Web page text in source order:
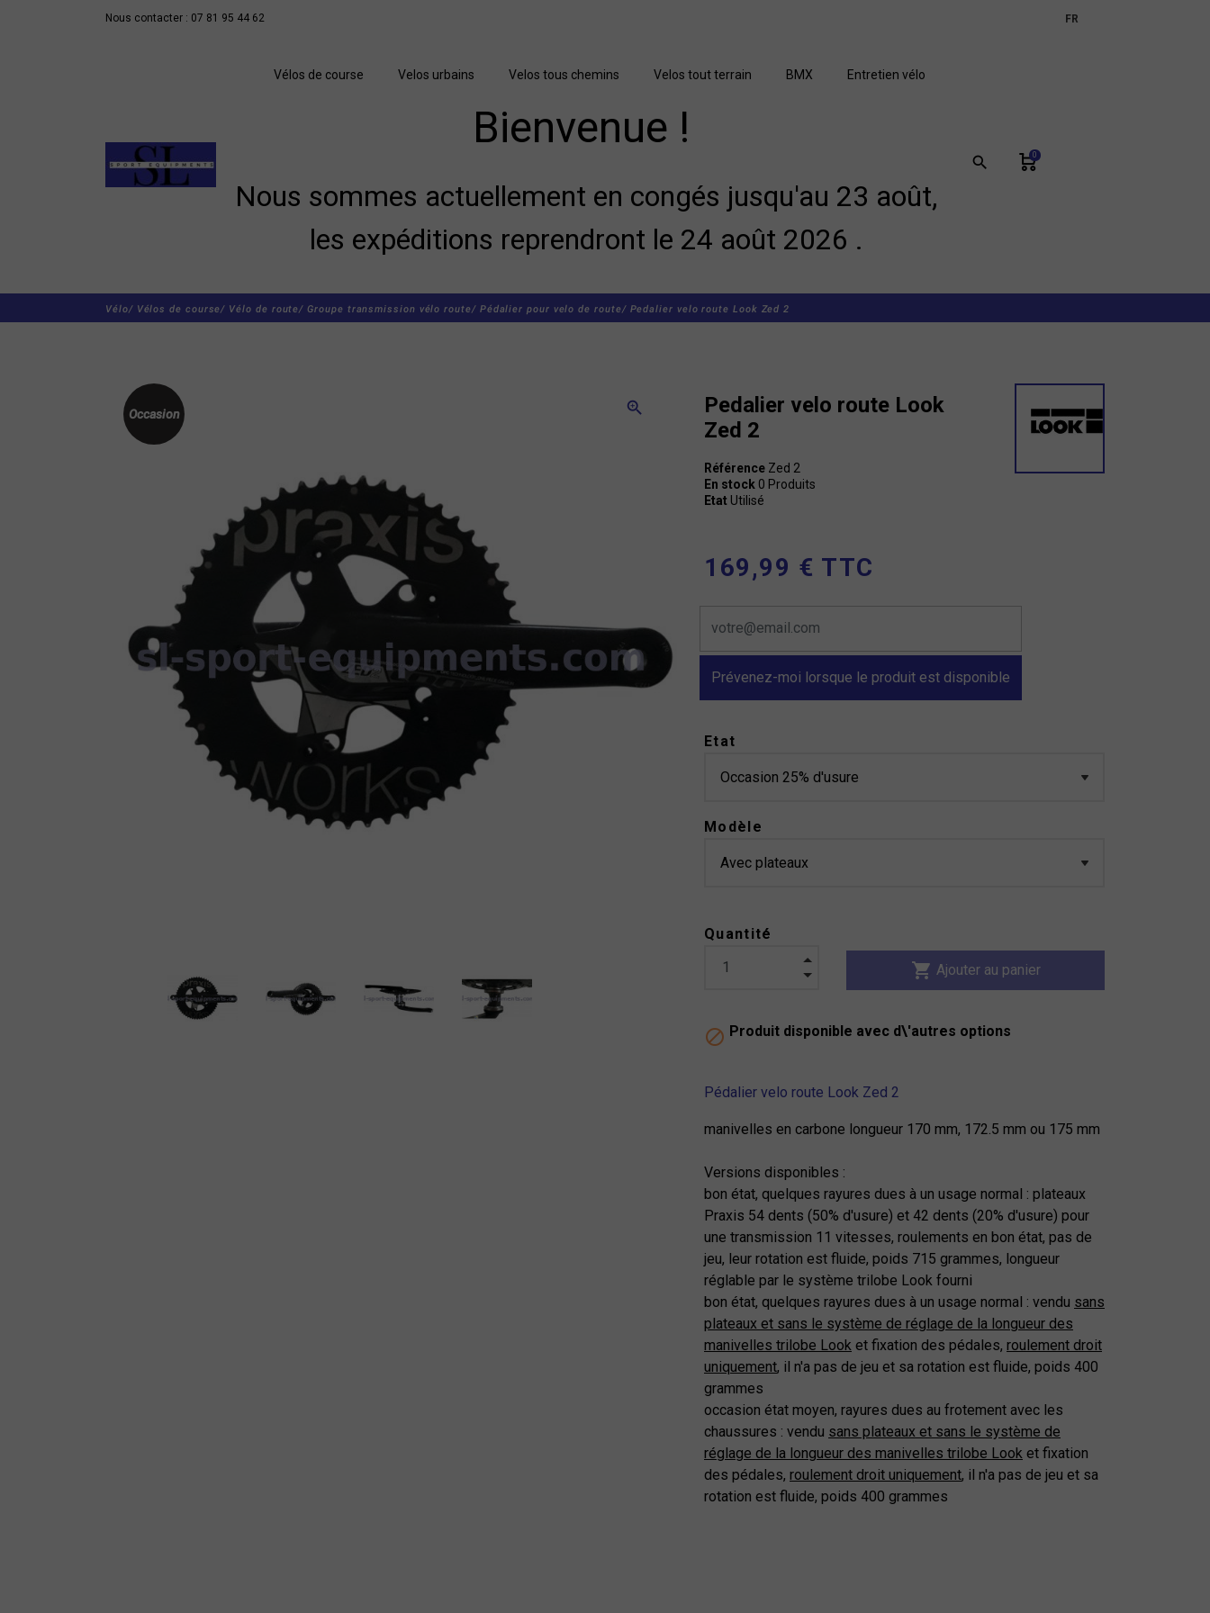
Nous contacter : 07 81 95 44 62
FR
Vélos de course Velos urbains Velos tous chemins Velos tout terrain BMX Entretien vélo
Bienvenue !
Nous sommes actuellement en congés jusqu'au 23 août,
les expéditions reprendront le 24 août 2026 .
search 0
Vélo/ Vélos de course/ Vélo de route/ Groupe transmission vélo route/ Pédalier pour velo de route/ Pedalier velo route Look Zed 2
zoom_in
Occasion
Pedalier velo route Look
Zed 2
Référence Zed 2
En stock 0 Produits
Etat Utilisé
169,99 € TTC
Prévenez-moi lorsque le produit est disponible
Etat
Modèle
Quantité
shopping_cart Ajouter au panier
 Produit disponible avec d\'autres options
Pédalier velo route Look Zed 2
manivelles en carbone longueur 170 mm, 172.5 mm ou 175 mm
Versions disponibles :
bon état, quelques rayures dues à un usage normal : plateaux
Praxis 54 dents (50% d'usure) et 42 dents (20% d'usure) pour
une transmission 11 vitesses, roulements en bon état, pas de
jeu, leur rotation est fluide, poids 715 grammes, longueur
réglable par le système trilobe Look fourni
bon état, quelques rayures dues à un usage normal : vendu sans
plateaux et sans le système de réglage de la longueur des
manivelles trilobe Look et fixation des pédales, roulement droit
uniquement, il n'a pas de jeu et sa rotation est fluide, poids 400
grammes
occasion état moyen, rayures dues au frotement avec les
chaussures : vendu sans plateaux et sans le système de
réglage de la longueur des manivelles trilobe Look et fixation
des pédales, roulement droit uniquement, il n'a pas de jeu et sa
rotation est fluide, poids 400 grammes